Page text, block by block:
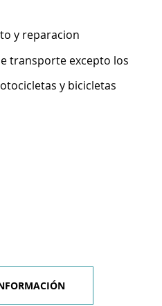
y reparacion
transporte excepto los
y bicicletas